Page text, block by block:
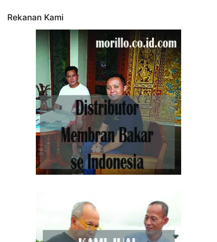
Rekanan Kami